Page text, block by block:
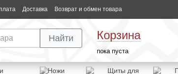
Доставка Возврат и обмен товара
Корзина
пока пуста
Найти